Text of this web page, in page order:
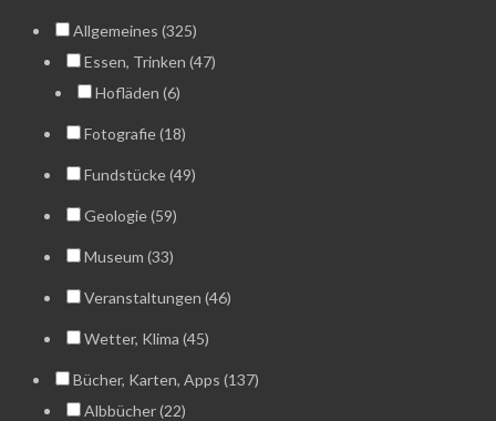
Allgemeines (325)
Essen, Trinken (47)
Hofläden (6)
Fotografie (18)
Fundstücke (49)
Geologie (59)
Museum (33)
Veranstaltungen (46)
Wetter, Klima (45)
Bücher, Karten, Apps (137)
Albbücher (22)